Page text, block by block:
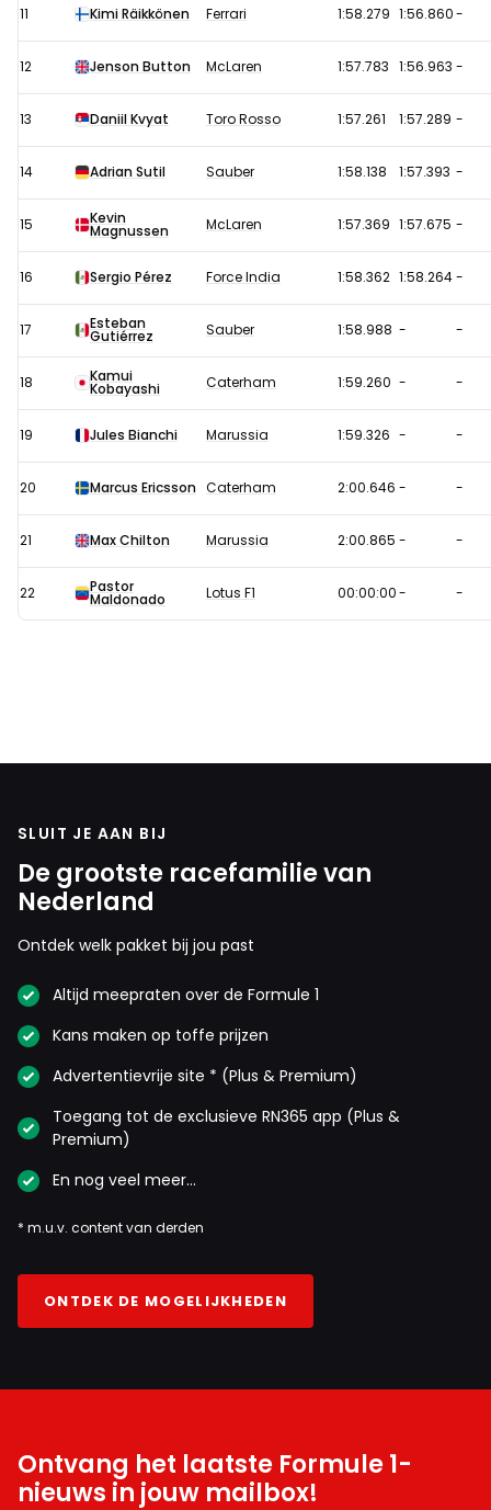
11 Kimi Räikkönen Ferrari 1:58.279 1:56.860-
12 Jenson Button McLaren 1:57.783 1:56.963 -
13 Daniil Kvyat Toro Rosso 1:57.261 1:57.289 -
14 Adrian Sutil Sauber 1:58.138 1:57.393 -
15 Kevin
Magnussen McLaren 1:57.369 1:57.675 -
16 Sergio Pérez Force India 1:58.362 1:58.264-
17 Esteban
Gutiérrez Sauber 1:58.988 - -
18 Kamui
Kobayashi Caterham 1:59.260 - -
19 Jules Bianchi Marussia 1:59.326 - -
20 Marcus Ericsson Caterham 2:00.646 - -
21 Max Chilton Marussia 2:00.865 - -
22 Pastor
Maldonado Lotus F1 00:00:00- -
SLUIT JE AAN BIJ
De grootste racefamilie van
Nederland
Ontdek welk pakket bij jou past
Altijd meepraten over de Formule 1
Kans maken op toffe prijzen
Advertentievrije site * (Plus & Premium)
Toegang tot de exclusieve RN365 app (Plus &
Premium)
En nog veel meer…
* m.u.v. content van derden
ONTDEK DE MOGELIJKHEDEN
Ontvang het laatste Formule 1-
nieuws in jouw mailbox!